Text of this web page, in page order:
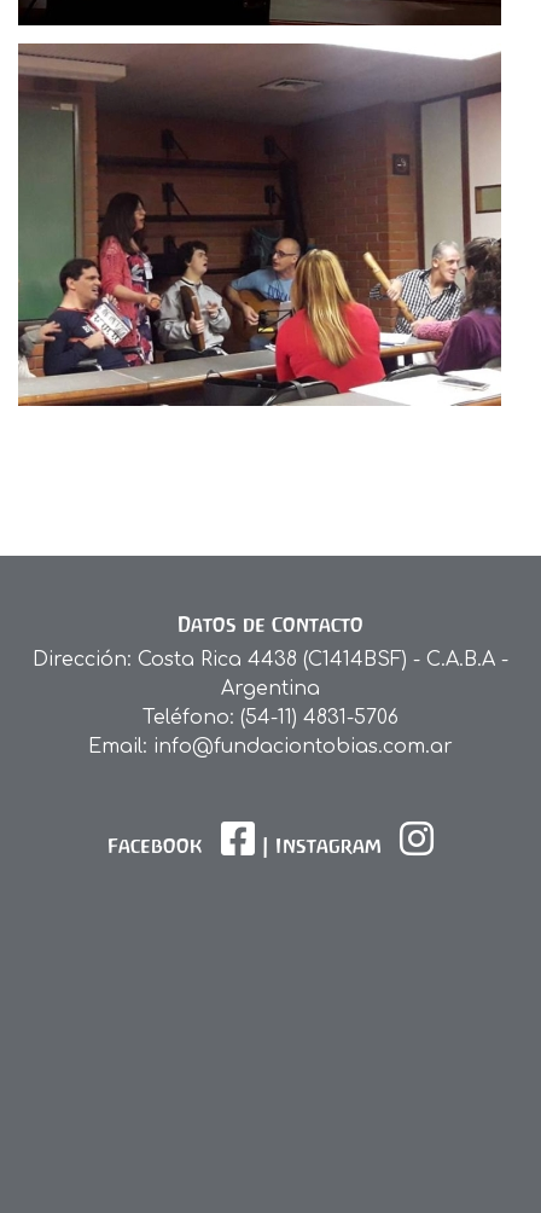
Datos de Contacto
Dirección: Costa Rica 4438 (C1414BSF) - C.A.B.A -
Argentina
Teléfono: (54-11) 4831-5706
Email: info@fundaciontobias.com.ar
Facebook Instagram